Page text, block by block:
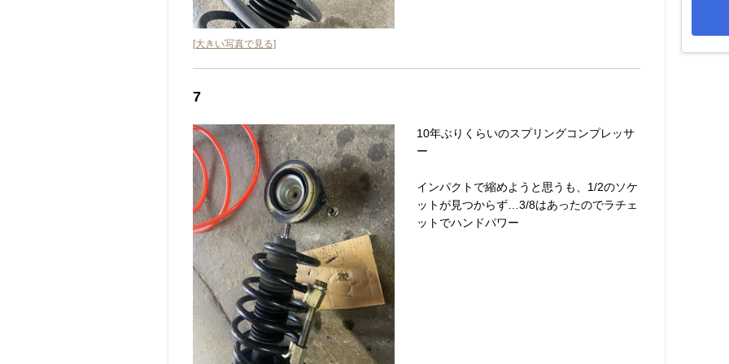
[大きい写真で見る]
7
10年ぶりくらいのスプリングコンプレッサ
ー
インパクトで縮めようと思うも、1/2のソケ
ットが見つからず…3/8はあったのでラチェ
ットでハンドパワー